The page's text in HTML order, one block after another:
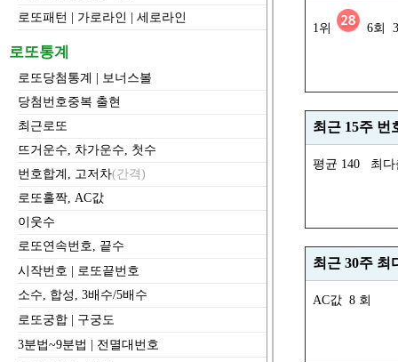
로또패턴
가로라인 세로라인
로또통계
로또당첨통계
보너스볼
당첨번호중복 출현
최근로또
뜨거운수, 차가운수, 첫수
번호합계, 고저차(간격)
로또홀짝, AC값
이웃수
로또연속번호, 끝수
시작번호
로또끝번호
소수, 합성, 3배수/5배수
로또궁합
구궁도
3분법~9분법
전멸대번호
1위 6회
최근 15주 번
평균 140 최다
최근 30주 최
AC값 8 회